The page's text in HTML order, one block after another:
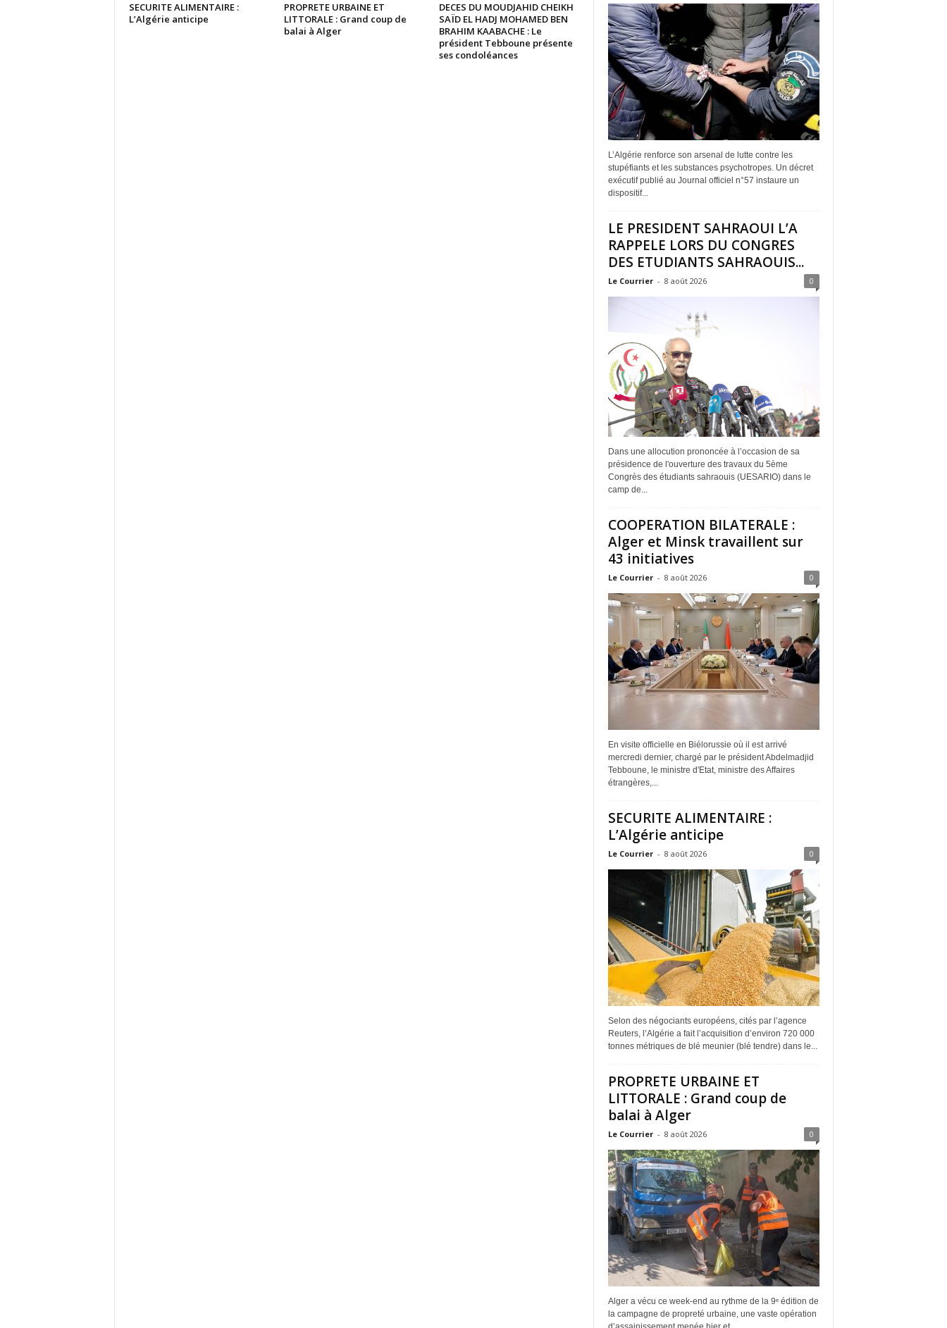
SECURITE ALIMENTAIRE :
L’Algérie anticipe
PROPRETE URBAINE ET
LITTORALE : Grand coup de
balai à Alger
DECES DU MOUDJAHID CHEIKH
SAÏD EL HADJ MOHAMED BEN
BRAHIM KAABACHE : Le
président Tebboune présente
ses condoléances
L’Algérie renforce son arsenal de lutte contre les
stupéfiants et les substances psychotropes. Un décret
exécutif publié au Journal officiel n°57 instaure un
dispositif...
LE PRESIDENT SAHRAOUI L’A
RAPPELE LORS DU CONGRES
DES ETUDIANTS SAHRAOUIS...
Le Courrier - 8 août 2026 0
Dans une allocution prononcée à l’occasion de sa
présidence de l'ouverture des travaux du 5ème
Congrès des étudiants sahraouis (UESARIO) dans le
camp de...
COOPERATION BILATERALE :
Alger et Minsk travaillent sur
43 initiatives
Le Courrier - 8 août 2026 0
En visite officielle en Biélorussie où il est arrivé
mercredi dernier, chargé par le président Abdelmadjid
Tebboune, le ministre d'Etat, ministre des Affaires
étrangères,...
SECURITE ALIMENTAIRE :
L’Algérie anticipe
Le Courrier - 8 août 2026 0
Selon des négociants européens, cités par l’agence
Reuters, l’Algérie a fait l’acquisition d’environ 720 000
tonnes métriques de blé meunier (blé tendre) dans le...
PROPRETE URBAINE ET
LITTORALE : Grand coup de
balai à Alger
Le Courrier - 8 août 2026 0
Alger a vécu ce week-end au rythme de la 9ᵉ édition de
la campagne de propreté urbaine, une vaste opération